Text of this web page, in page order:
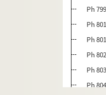
Ph
Ph
Ph
Ph
Ph
Ph